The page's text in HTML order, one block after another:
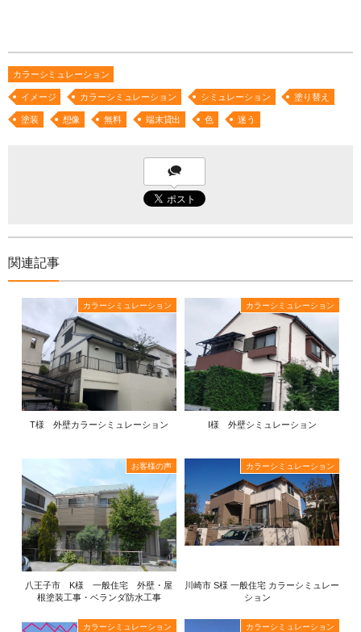
カラーシミュレーション
イメージ カラーシミュレーション シミュレーション 塗り替え
塗装 想像 無料 端末貸出 色 迷う
関連記事
カラーシミュレーション
T様 外壁カラーシミュレーション
カラーシミュレーション
I様 外壁シミュレーション
お客様の声
八王子市 K様 一般住宅 外壁・屋
根塗装工事・ベランダ防水工事
カラーシミュレーション
川崎市 S様 一般住宅 カラーシミュレー
ション
カラーシミュレーション カラーシミュレーション